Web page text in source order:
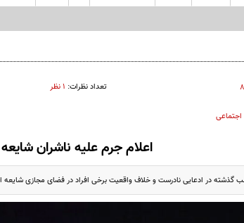
تعداد نظرات: ۱ نظر
اجتماعی
اعلام جرم علیه ناشران
گذشته در ادعایی نادرست و خلاف واقعیت برخی افراد در فضای مجازی شایعه